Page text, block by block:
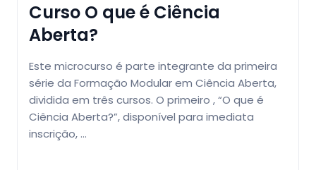
Curso O que é Ciência
Aberta?
Este microcurso é parte integrante da primeira
série da Formação Modular em Ciência Aberta,
dividida em três cursos. O primeiro , “O que é
Ciência Aberta?”, disponível para imediata
inscrição, …